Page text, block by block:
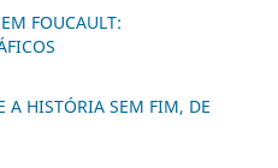
FOUCAULT:
A HISTÓRIA SEM FIM, DE